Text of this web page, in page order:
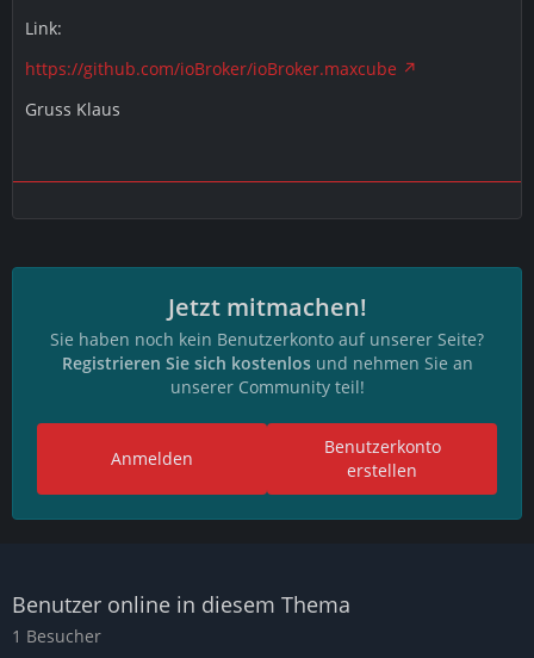
Nur aber nicht im IoBroker!
Im IoBroker im Ordner des Sensors steht beim Status
nichts. Und beim Wandthermostat gibt's keinen
Datenpunkt für den Fenster Sensor.
Der könnte dann den nötigen Punkt dazu
programmieren?
MfG Richard
Link:
https://github.com/ioBroker/ioBroker.maxcube
Gruss Klaus
Jetzt mitmachen!
Sie haben noch kein Benutzerkonto auf unserer Seite?
Registrieren Sie sich kostenlosund nehmen Sie an
unserer Community teil!
Benutzerkonto
erstellen
Anmelden
Benutzer online in diesem Thema
1 Besucher